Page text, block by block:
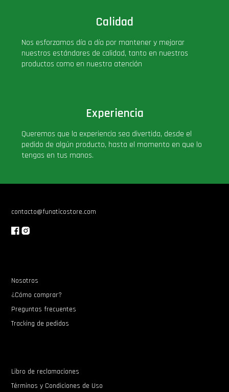
Pop Rides
PRÓXIMAMENTE
Calidad
Nos esforzamos día a día por mantener y mejorar
nuestros estándares de calidad, tanto en nuestros
productos como en nuestra atención
Experiencia
Queremos que la experiencia sea divertida, desde el
pedido de algún producto, hasta el momento en que lo
tengas en tus manos.
contacto@funaticostore.com
Nosotros
¿Cómo comprar?
Preguntas frecuentes
Tracking de pedidos
Libro de reclamaciones
Términos y Condiciones de Uso